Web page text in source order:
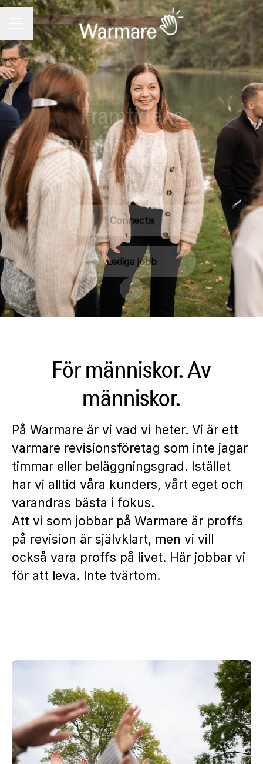
KARRIÄRMENY
Framtidens
revisionsföretag.
Tillsammans.
Connecta
Lediga jobb
Skrolla för mer innehåll
För människor. Av
människor.
På Warmare är vi vad vi heter. Vi är ett
varmare revisionsföretag som inte jagar
timmar eller beläggningsgrad. Istället
har vi alltid våra kunders, vårt eget och
varandras bästa i fokus.
Att vi som jobbar på Warmare är proffs
på revision är självklart, men vi vill
också vara proffs på livet. Här jobbar vi
för att leva. Inte tvärtom.